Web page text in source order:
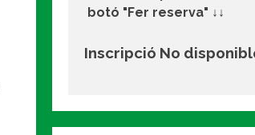
botó "Fer reserva" ↓↓
Inscripció No